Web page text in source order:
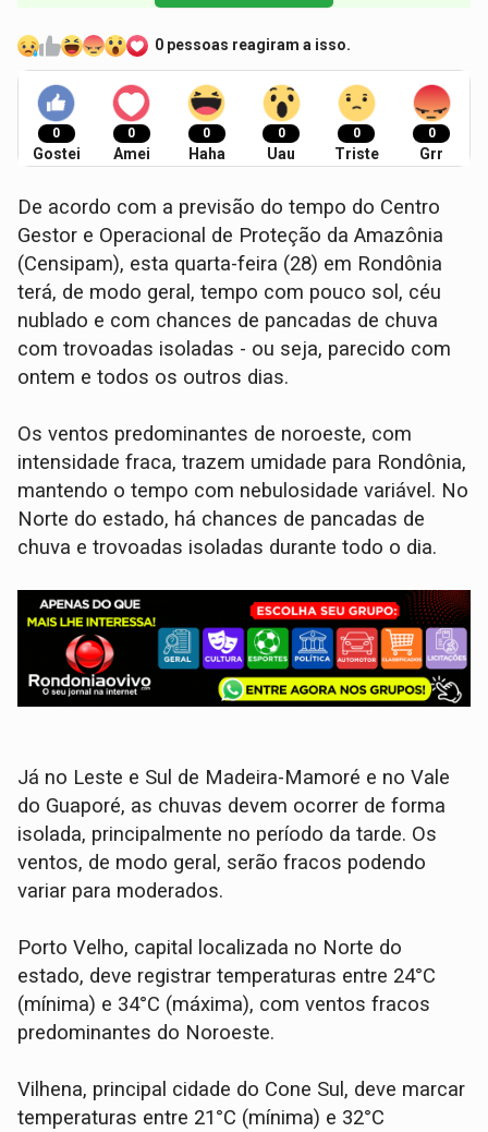
0 pessoas reagiram a isso.
0
Gostei
0
Amei
0
Haha
0
Uau
0
Triste
0
Grr
De acordo com a previsão do tempo do Centro
Gestor e Operacional de Proteção da Amazônia
(Censipam), esta quarta-feira (28) em Rondônia
terá, de modo geral, tempo com pouco sol, céu
nublado e com chances de pancadas de chuva
com trovoadas isoladas - ou seja, parecido com
ontem e todos os outros dias.
Os ventos predominantes de noroeste, com
intensidade fraca, trazem umidade para Rondônia,
mantendo o tempo com nebulosidade variável. No
Norte do estado, há chances de pancadas de
chuva e trovoadas isoladas durante todo o dia.
Já no Leste e Sul de Madeira-Mamoré e no Vale
do Guaporé, as chuvas devem ocorrer de forma
isolada, principalmente no período da tarde. Os
ventos, de modo geral, serão fracos podendo
variar para moderados.
Porto Velho, capital localizada no Norte do
estado, deve registrar temperaturas entre 24°C
(mínima) e 34°C (máxima), com ventos fracos
predominantes do Noroeste.
Vilhena, principal cidade do Cone Sul, deve marcar
temperaturas entre 21°C (mínima) e 32°C